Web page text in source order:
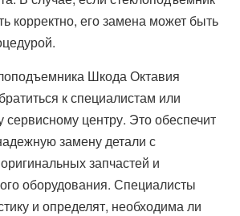
корректно, его замена может быть
Шкода Октавия
к специалистам или
сервисному центру. Это обеспечит
замену детали с
запчастей и
оборудования. Специалисты
и определят, необходима ли